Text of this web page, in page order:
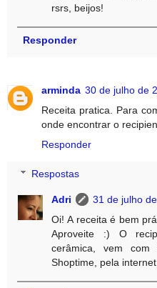
rsrs, beijos!
Responder
arminda 30 de julho de
Receita pratica. Para
onde encontrar o
Responder
Respostas
Adri
31 de julho
Oi! A receita é bem
Aproveite :) O
cerâmica, vem
Shoptime, pela